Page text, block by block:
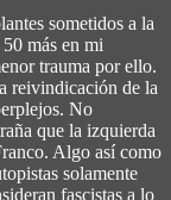
sometidos a la
más en mi
trauma por ello.
reivindicación de la
No
que la izquierda
Algo así como
solamente
fascistas a lo